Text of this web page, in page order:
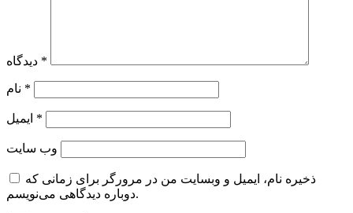
*
*
*
وب‌ سایت
ذخیره نام، ایمیل و وبسایت من در مرورگر برای زمانی که
دوباره دیدگاهی می‌نویسم.